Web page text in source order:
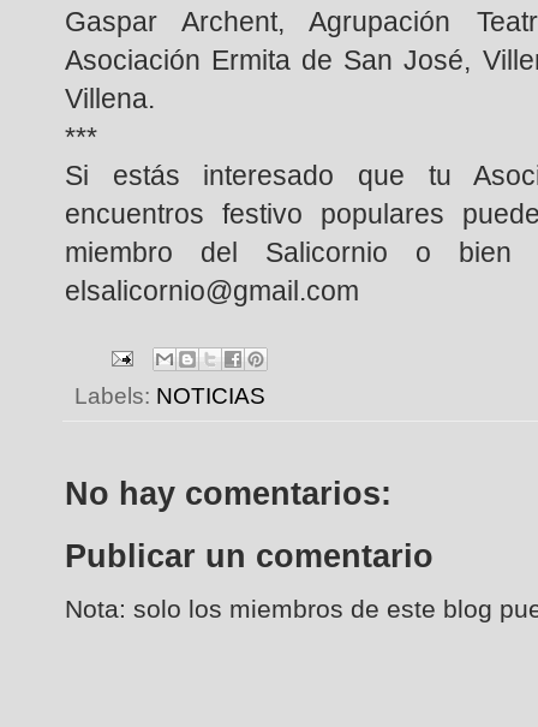
Gaspar Archent, Agrupación
Asociación Ermita de San José,
Villena.
***
Si estás interesado que tu
encuentros festivo populares
miembro del Salicornio o bien
elsalicornio@gmail.com
Labels: NOTICIAS
No hay comentarios:
Publicar un comentario
Nota: solo los miembros de este blog